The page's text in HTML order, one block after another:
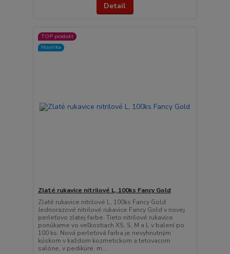
Detail
TOP produkt
Novinka
Zlaté rukavice nitrilové L, 100ks Fancy Gold
Zlaté rukavice nitrilové L, 100ks Fancy Gold
Jednorazové nitrilové rukavice Fancy Gold v novej
perleťovo zlatej farbe. Tieto nitrilové rukavice
ponúkame vo veľkostiach XS, S, M a L v balení po
100 ks. Nová perleťová farba je nevyhnutným
kúskom v každom kozmetickom a tetovacom
salóne, v pedikúre, m...